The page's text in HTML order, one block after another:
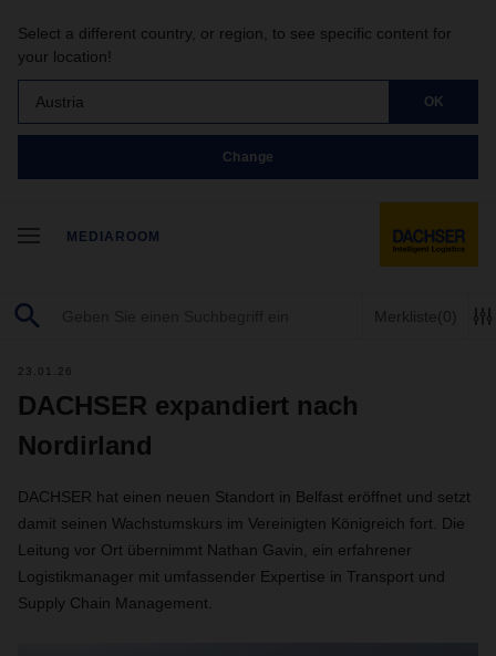
Select a different country, or region, to see specific content for
your location!
Austria OK
Change
MEDIAROOM
Merkliste(0)
23.01.26
DACHSER expandiert nach
Nordirland
DACHSER hat einen neuen Standort in Belfast eröffnet und setzt
damit seinen Wachstumskurs im Vereinigten Königreich fort. Die
Leitung vor Ort übernimmt Nathan Gavin, ein erfahrener
Logistikmanager mit umfassender Expertise in Transport und
Supply Chain Management.